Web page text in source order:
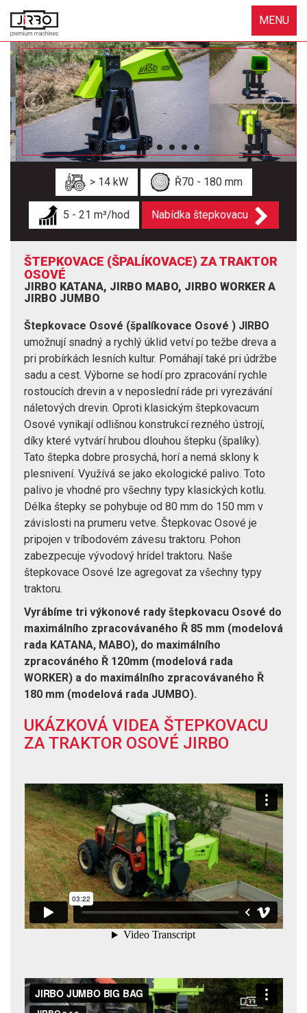
MENU
> 14 kW Ř70 - 180 mm
5 - 21 m³/hod Nabídka štepkovacu
ŠTEPKOVACE (ŠPALÍKOVACE) ZA TRAKTOR
OSOVÉ
JIRBO KATANA, JIRBO MABO, JIRBO WORKER A
JIRBO JUMBO
Štepkovace Osové (špalíkovace Osové ) JIRBO
umožnují snadný a rychlý úklid vetví po težbe dreva a
pri probírkách lesních kultur. Pomáhají také pri údržbe
sadu a cest. Výborne se hodí pro zpracování rychle
rostoucích drevin a v neposlední ráde pri vyrezávání
náletových drevin. Oproti klasickým štepkovacum
Osové vynikají odlišnou konstrukcí rezného ústrojí,
díky které vytvárí hrubou dlouhou štepku (špalíky).
Tato štepka dobre prosychá, horí a nemá sklony k
plesnivení. Využívá se jako ekologické palivo. Toto
palivo je vhodné pro všechny typy klasických kotlu.
Délka štepky se pohybuje od 80 mm do 150 mm v
závislosti na prumeru vetve. Štepkovac Osové je
pripojen v tríbodovém závesu traktoru. Pohon
zabezpecuje vývodový hrídel traktoru. Naše
štepkovace Osové lze agregovat za všechny typy
traktoru.
Vyrábíme tri výkonové rady štepkovacu Osové do
maximálního zpracovávaného Ř 85 mm (modelová
rada KATANA, MABO), do maximálního
zpracováného Ř 120mm (modelová rada
WORKER) a do maximálního zpracovávaného Ř
180 mm (modelová rada JUMBO).
UKÁZKOVÁ VIDEA ŠTEPKOVACU
ZA TRAKTOR OSOVÉ JIRBO